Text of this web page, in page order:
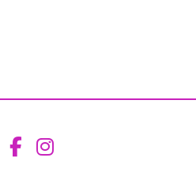
Aceder ao
Aceder ao